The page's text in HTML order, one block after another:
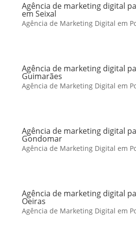
Agência de marketing digital
em Seixal
Agência de Marketing Digital em
Agência de marketing digital
Guimarães
Agência de Marketing Digital em
Agência de marketing digital
Gondomar
Agência de Marketing Digital em
Agência de marketing digital
Oeiras
Agência de Marketing Digital em